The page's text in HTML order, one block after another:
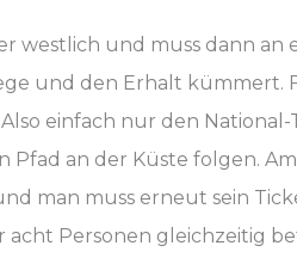
westlich und muss dann
und den Erhalt kümmert.
einfach nur den
Pfad an der Küste folgen.
man muss erneut sein
acht Personen gleichzeitig